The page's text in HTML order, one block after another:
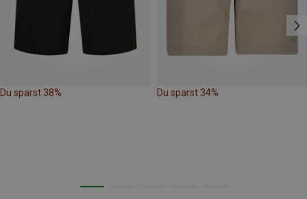
Du sparst 38% Du sparst 34%